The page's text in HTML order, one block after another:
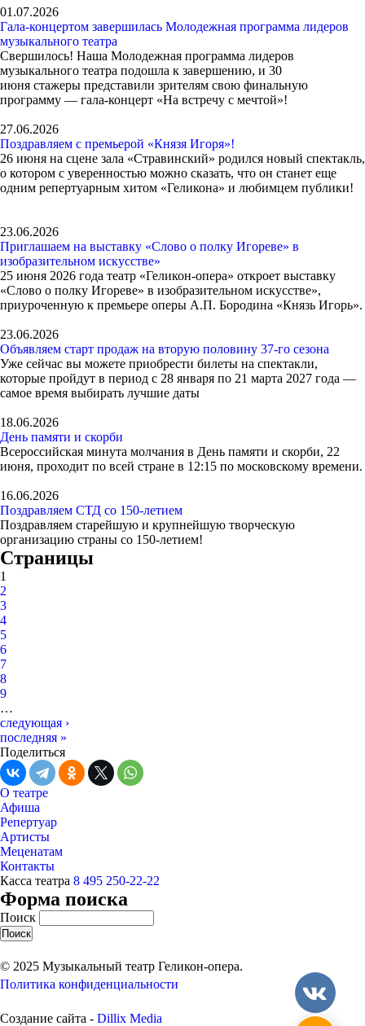
01.07.2026
Гала-концертом завершилась Молодежная программа лидеров
музыкального театра
Свершилось! Наша Молодежная программа лидеров
музыкального театра подошла к завершению, и 30
июня стажеры представили зрителям свою финальную
программу — гала-концерт «На встречу с мечтой»!
27.06.2026
Поздравляем с премьерой «Князя Игоря»!
26 июня на сцене зала «Стравинский» родился новый спектакль,
о котором с уверенностью можно сказать, что он станет еще
одним репертуарным хитом «Геликона» и любимцем публики!
23.06.2026
Приглашаем на выставку «Слово о полку Игореве» в
изобразительном искусстве»
25 июня 2026 года театр «Геликон-опера» откроет выставку
«Слово о полку Игореве» в изобразительном искусстве»,
приуроченную к премьере оперы А.П. Бородина «Князь Игорь».
23.06.2026
Объявляем старт продаж на вторую половину 37-го сезона
Уже сейчас вы можете приобрести билеты на спектакли,
которые пройдут в период с 28 января по 21 марта 2027 года —
самое время выбирать лучшие даты
18.06.2026
День памяти и скорби
Всероссийская минута молчания в День памяти и скорби, 22
июня, проходит по всей стране в 12:15 по московскому времени.
16.06.2026
Поздравляем СТД со 150-летием
Поздравляем старейшую и крупнейшую творческую
организацию страны со 150-летием!
Страницы
1
2
3
4
5
6
7
8
9
…
следующая ›
последняя »
Поделиться
О театре
Афиша
Репертуар
Артисты
Меценатам
Контакты
Касса театра 8 495 250-22-22
Форма поиска
Поиск
© 2025 Музыкальный театр Геликон-опера.
Политика конфиденциальности
Создание сайта - Dillix Media